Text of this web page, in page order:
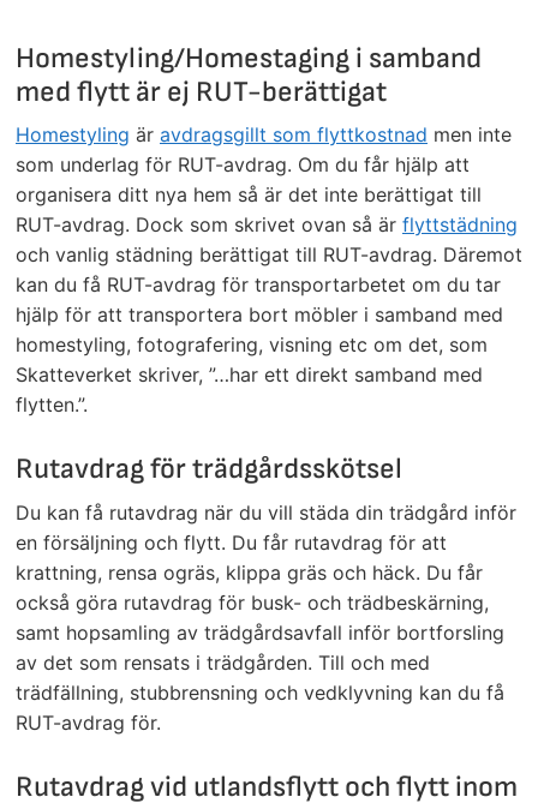
Homestyling/Homestaging i samband
med flytt är ej RUT-berättigat
Homestyling är avdragsgillt som flyttkostnad men inte
som underlag för RUT-avdrag. Om du får hjälp att
organisera ditt nya hem så är det inte berättigat till
RUT-avdrag. Dock som skrivet ovan så är flyttstädning
och vanlig städning berättigat till RUT-avdrag. Däremot
kan du få RUT-avdrag för transportarbetet om du tar
hjälp för att transportera bort möbler i samband med
homestyling, fotografering, visning etc om det, som
Skatteverket skriver, ”…har ett direkt samband med
flytten.”.
Rutavdrag för trädgårdsskötsel
Du kan få rutavdrag när du vill städa din trädgård inför
en försäljning och flytt. Du får rutavdrag för att
krattning, rensa ogräs, klippa gräs och häck. Du får
också göra rutavdrag för busk- och trädbeskärning,
samt hopsamling av trädgårdsavfall inför bortforsling
av det som rensats i trädgården. Till och med
trädfällning, stubbrensning och vedklyvning kan du få
RUT-avdrag för.
Rutavdrag vid utlandsflytt och flytt inom